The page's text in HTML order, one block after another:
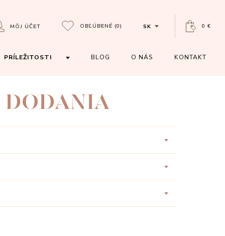
MÔJ ÚČET OBĽÚBENÉ (0) SK 0 €
PRÍLEŽITOSTI BLOG O NÁS KONTAKT
DODANIA